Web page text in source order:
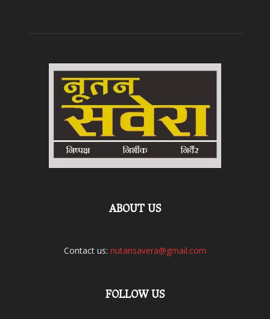
ABOUT US
Contact us: nutansavera@gmail.com
FOLLOW US